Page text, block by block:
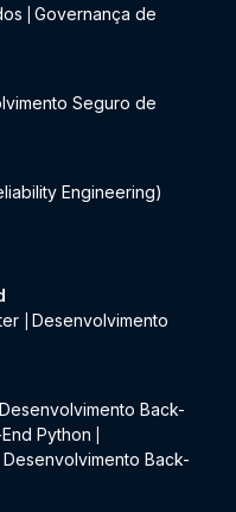
Governança de
Seguro de
Engineering)
Desenvolvimento
Desenvolvimento Back-
Python
Desenvolvimento Back-